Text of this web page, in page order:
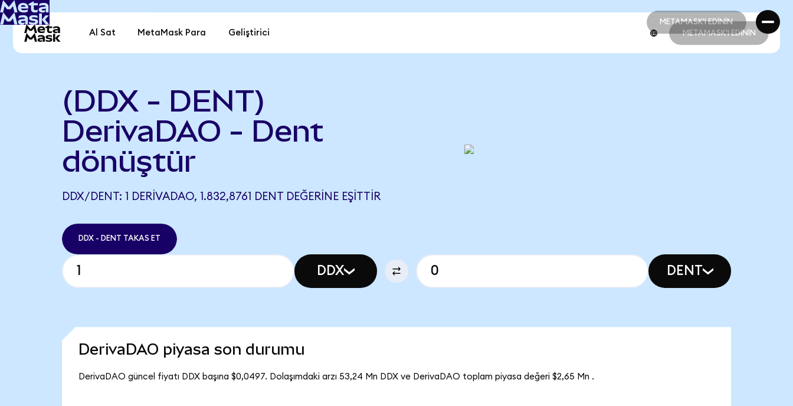
METAMASK'I EDİNİN
METAMASK'I EDİNİN
Al Sat MetaMask Para Geliştirici METAMASK'I EDİNİN
(DDX - DENT)
DerivaDAO - Dent
dönüştür
DDX/DENT: 1 DERIVADAO, 1.832,8761 DENT DEĞERINE EŞITTIR
DDX - DENT TAKAS ET
DDX DENT
DerivaDAO piyasa son durumu
DerivaDAO güncel fiyatı DDX başına $0,0497. Dolaşımdaki arzı 53,24 Mn DDX ve DerivaDAO toplam piyasa değeri $2,65 Mn .